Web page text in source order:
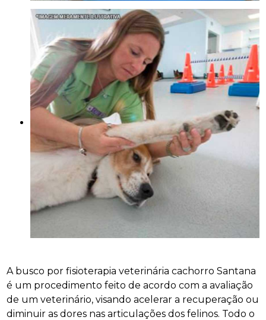
A busco por fisioterapia veterinária cachorro Santana
é um procedimento feito de acordo com a avaliação
de um veterinário, visando acelerar a recuperação ou
diminuir as dores nas articulações dos felinos. Todo o